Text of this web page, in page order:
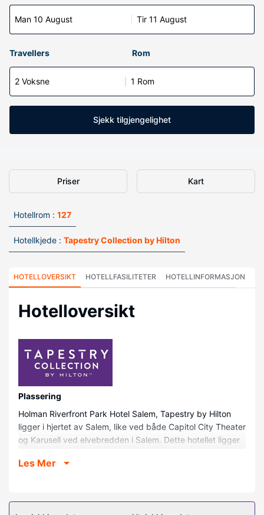
Man 10 August Tir 11 August
Travellers Rom
2 Voksne 1 Rom
Sjekk tilgjengelighet
Priser Kart
Hotellrom : 127
Hotellkjede : Tapestry Collection by Hilton
HOTELLOVERSIKT HOTELLFASILITETER HOTELLINFORMASJON
Hotelloversikt
Plassering
Holman Riverfront Park Hotel Salem, Tapestry by Hilton
ligger i hjertet av Salem, like ved både Capitol City Theater
og Karusell ved elvebredden i Salem. Dette hotellet ligger
(0,5 km) unna Elsinore Theater (teater).
Føl deg som hjemme i et av de 127 gjesterommene, som
Les Mer